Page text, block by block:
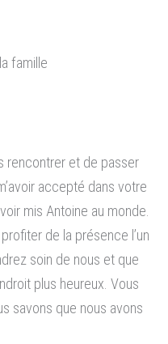
famille
rencontrer et de passer
accepté dans votre
mis Antoine au monde.
de la présence l’un
soin de nous et que
plus heureux. Vous
savons que nous avons